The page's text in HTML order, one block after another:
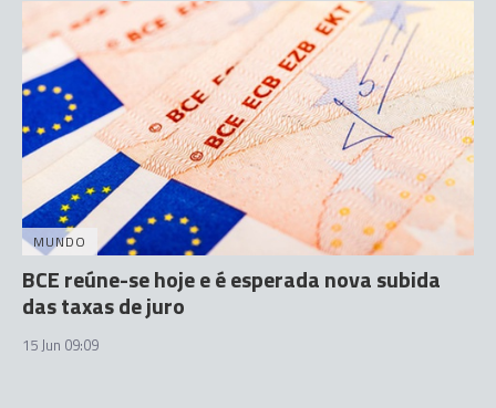
MUNDO
BCE reúne-se hoje e é esperada nova subida
das taxas de juro
15 Jun 09:09